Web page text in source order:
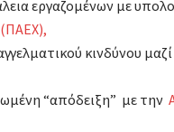
εργαζομένων με
κινδύνου
“απόδειξη” με την